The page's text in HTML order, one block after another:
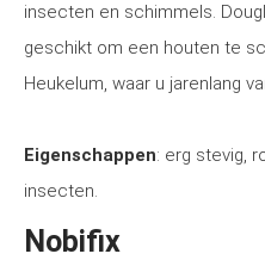
insecten en schimmels.
geschikt om een houten te
Heukelum, waar u jarenlang
Eigenschappen: erg stevig,
insecten.
Nobifix